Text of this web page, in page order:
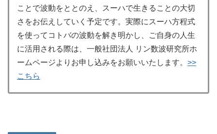
ことで波動をととのえ、スーハで生きることの大切
さをお伝えしていく予定です。実際にスーハ方程式
を使ってコトバの波動を解き明かし、ご自身の人生
に活用される際は、一般社団法人 リン数波研究所ホ
ームページよりお申し込みをお願いいたします。 >>
こちら